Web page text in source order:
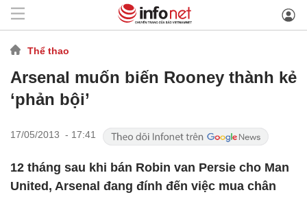
Thể thao
Arsenal muốn biến Rooney thành kẻ
‘phản bội’
17/05/2013 - 17:41
12 tháng sau khi bán Robin van Persie cho Man
United, Arsenal đang đính đến việc mua chân